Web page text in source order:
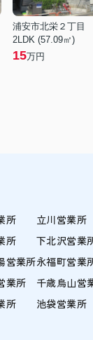
浦安市北栄２丁目
2LDK (57.09㎡)
15万円
所
所
営業所
業所
所
立川営業所
下北沢営業
永福町営業
千歳烏山営
池袋営業所